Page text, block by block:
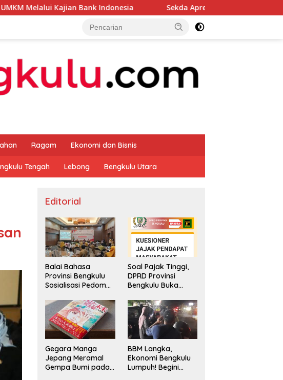
Bank Indonesia Sekda Apresiasi Inspektorat Provinsi Bengkulu
Ragam Ekonomi dan Bisnis
Tengah Lebong Bengkulu Utara
Editorial
Balai Bahasa
Provinsi Bengkulu
Sosialisasi Pedoman
Penggunaan
Bahasa Indonesia
Soal Pajak Tinggi,
DPRD Provinsi
Bengkulu Buka
Pengaduan
Masyarakat
Gegara Manga
Jepang Meramal
Gempa Bumi pada
BBM Langka,
Ekonomi Bengkulu
Lumpuh! Begini